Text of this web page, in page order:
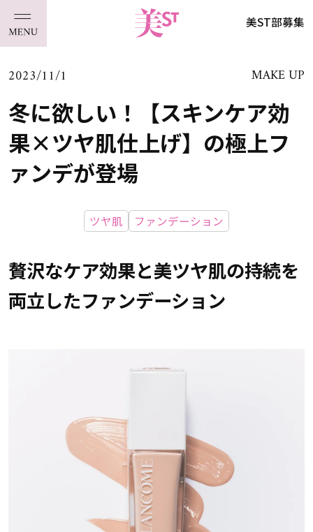
美ST部募集
2023/11/1 MAKE UP
冬に欲しい！【スキンケア効
果×ツヤ肌仕上げ】の極上フ
ァンデが登場
ツヤ肌 ファンデーション
贅沢なケア効果と美ツヤ肌の持続を
両立したファンデーション